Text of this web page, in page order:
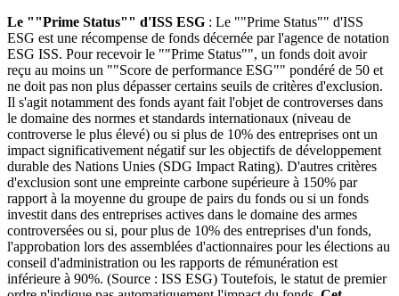
Le ""Prime Status"" d'ISS ESG : Le ""Prime Status"" d'ISS
ESG est une récompense de fonds décernée par l'agence de notation
ESG ISS. Pour recevoir le ""Prime Status"", un fonds doit avoir
reçu au moins un ""Score de performance ESG"" pondéré de 50 et
ne doit pas non plus dépasser certains seuils de critères d'exclusion.
Il s'agit notamment des fonds ayant fait l'objet de controverses dans
le domaine des normes et standards internationaux (niveau de
controverse le plus élevé) ou si plus de 10% des entreprises ont un
impact significativement négatif sur les objectifs de développement
durable des Nations Unies (SDG Impact Rating). D'autres critères
d'exclusion sont une empreinte carbone supérieure à 150% par
rapport à la moyenne du groupe de pairs du fonds ou si un fonds
investit dans des entreprises actives dans le domaine des armes
controversées ou si, pour plus de 10% des entreprises d'un fonds,
l'approbation lors des assemblées d'actionnaires pour les élections au
conseil d'administration ou les rapports de rémunération est
inférieure à 90%. (Source : ISS ESG) Toutefois, le statut de premier